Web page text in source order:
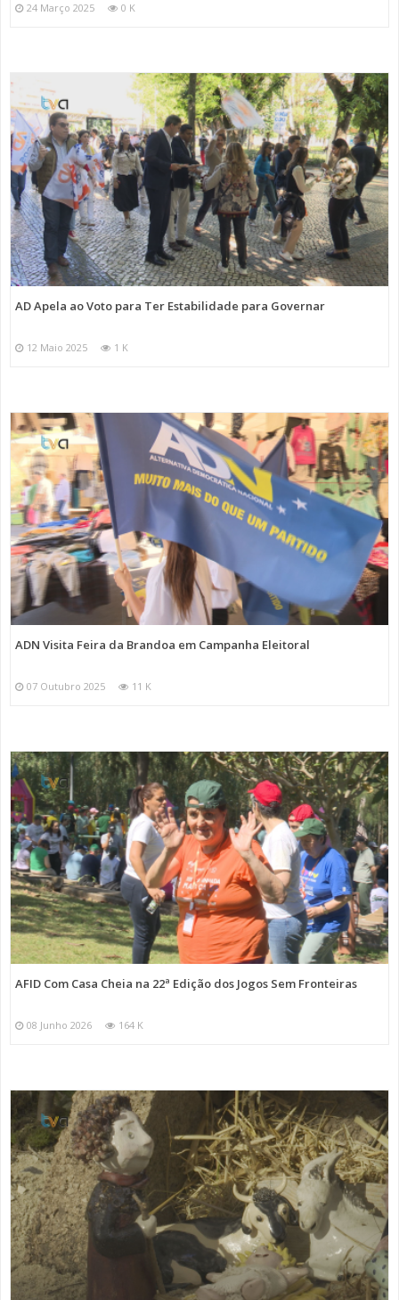
24 Março 2025 0 K
AD Apela ao Voto para Ter Estabilidade para Governar
12 Maio 2025 1 K
ADN Visita Feira da Brandoa em Campanha Eleitoral
07 Outubro 2025 11 K
AFID Com Casa Cheia na 22ª Edição dos Jogos Sem Fronteiras
08 Junho 2026 164 K